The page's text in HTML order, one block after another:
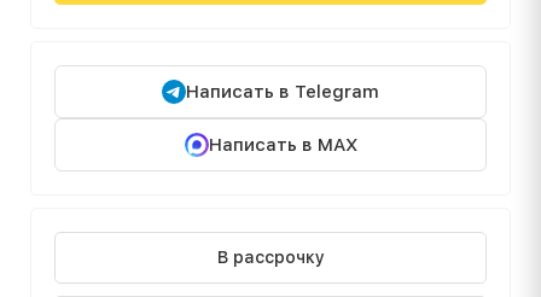
Написать в Telegram
Написать в MAX
В рассрочку